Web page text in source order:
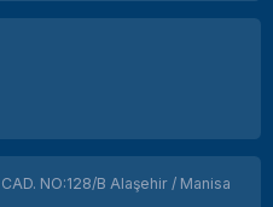
VDS sağlayıcılarını nasıl
NO:128/B Alaşehir / Manisa